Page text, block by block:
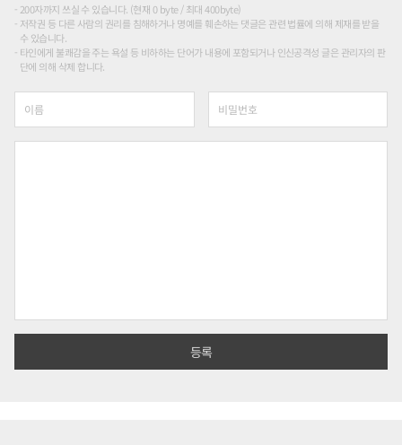
200자까지 쓰실 수 있습니다. (현재 0 byte / 최대 400byte)
저작권 등 다른 사람의 권리를 침해하거나 명예를 훼손하는 댓글은 관련 법률에 의해 제재를 받을
수 있습니다.
타인에게 불쾌감을 주는 욕설 등 비하하는 단어가 내용에 포함되거나 인신공격성 글은 관리자의 판
단에 의해 삭제 합니다.